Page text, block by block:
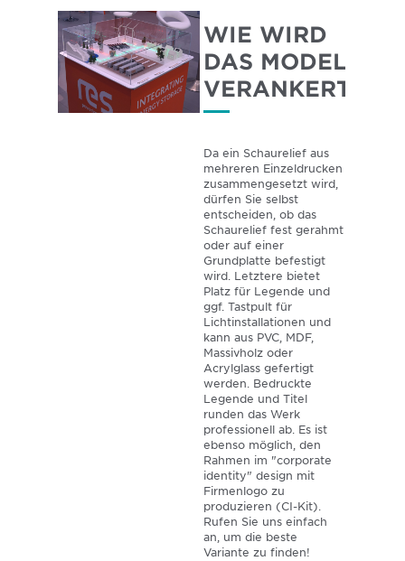
WIE WIRD
DAS MODELL
VERANKERT?
Da ein Schaurelief aus
mehreren Einzeldrucken
zusammengesetzt wird,
dürfen Sie selbst
entscheiden, ob das
Schaurelief fest gerahmt
oder auf einer
Grundplatte befestigt
wird. Letztere bietet
Platz für Legende und
ggf. Tastpult für
Lichtinstallationen und
kann aus PVC, MDF,
Massivholz oder
Acrylglass gefertigt
werden. Bedruckte
Legende und Titel
runden das Werk
professionell ab. Es ist
ebenso möglich, den
Rahmen im "corporate
identity" design mit
Firmenlogo zu
produzieren (CI-Kit).
Rufen Sie uns einfach
an, um die beste
Variante zu finden!